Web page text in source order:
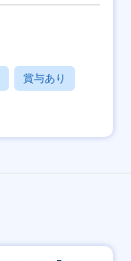
賞与あり